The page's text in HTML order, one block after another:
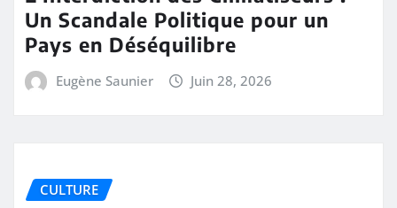
Un Scandale Politique pour un
Pays en Déséquilibre
Eugène Saunier Juin 28, 2026
CULTURE